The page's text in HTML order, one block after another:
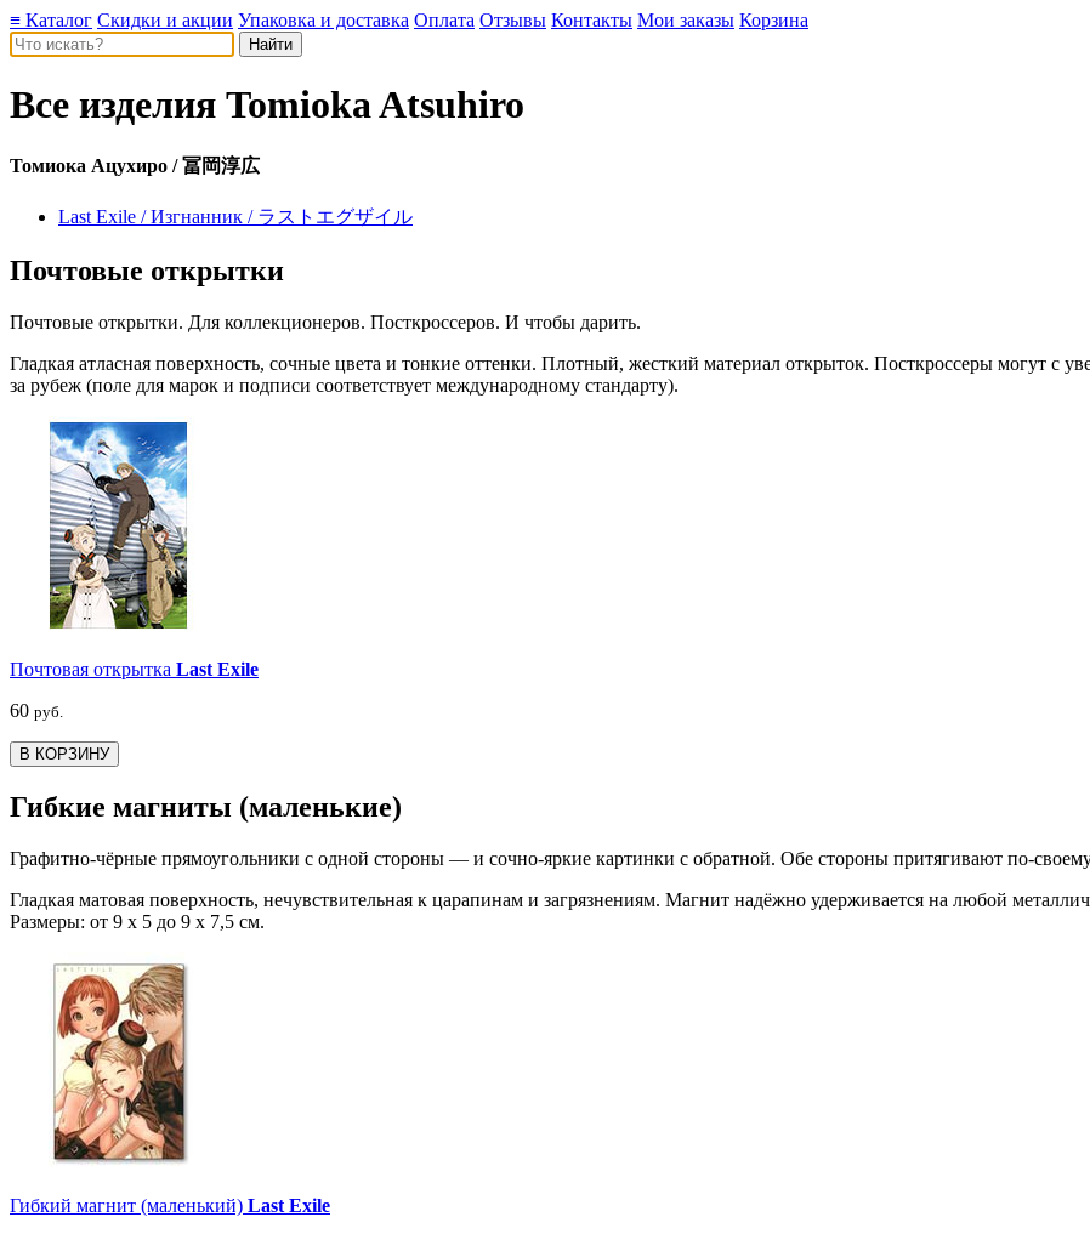
≡ Каталог Скидки и акции Упаковка и доставка Оплата Отзывы Контакты Мои заказы Корзина
Все изделия Tomioka Atsuhiro
Томиока Ацухиро / 冨岡淳広
Last Exile / Изгнанник / ラストエグザイル
Почтовые открытки
Почтовые открытки. Для коллекционеров. Посткроссеров. И чтобы дарить.
Гладкая атласная поверхность, сочные цвета и тонкие оттенки. Плотный, жесткий материал открыток. Посткроссеры могут с
за рубеж (поле для марок и подписи соответствует международному стандарту).
Почтовая открытка Last Exile
60 руб.
В КОРЗИНУ
Гибкие магниты (маленькие)
Графитно-чёрные прямоугольники с одной стороны — и сочно-яркие картинки с обратной. Обе стороны притягивают по-
Гладкая матовая поверхность, нечувствительная к царапинам и загрязнениям. Магнит надёжно удерживается на любой
Размеры: от 9 х 5 до 9 х 7,5 см.
Гибкий магнит (маленький) Last Exile